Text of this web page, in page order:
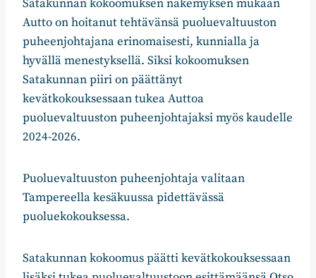
Satakunnan kokoomuksen näkemyksen mukaan
Autto on hoitanut tehtävänsä puoluevaltuuston
puheenjohtajana erinomaisesti, kunnialla ja
hyvällä menestyksellä. Siksi kokoomuksen
Satakunnan piiri on päättänyt
kevätkokouksessaan tukea Auttoa
puoluevaltuuston puheenjohtajaksi myös kaudelle
2024-2026.
Puoluevaltuuston puheenjohtaja valitaan
Tampereella kesäkuussa pidettävässä
puoluekokouksessa.
Satakunnan kokoomus päätti kevätkokouksessaan